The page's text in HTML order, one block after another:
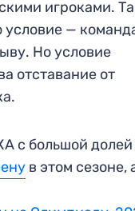
игроками.
условие —
Но условие
отставание от
с большой долей
в этом сезоне,